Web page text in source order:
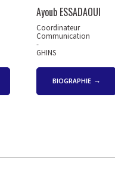
Ayoub ESSADAOUI
Coordinateur
Communication
-
GHINS
BIOGRAPHIE